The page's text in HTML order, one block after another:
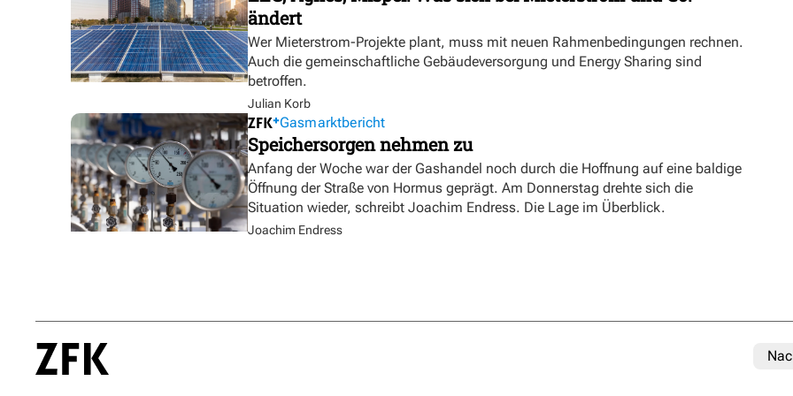
ändert
Wer Mieterstrom-Projekte plant, muss mit neuen Rahmenbedingungen rechnen.
Auch die gemeinschaftliche Gebäudeversorgung und Energy Sharing sind
betroffen.
Julian Korb
Gasmarktbericht
Speichersorgen nehmen zu
Anfang der Woche war der Gashandel noch durch die Hoffnung auf eine baldige
Öffnung der Straße von Hormus geprägt. Am Donnerstag drehte sich die
Situation wieder, schreibt Joachim Endress. Die Lage im Überblick.
Joachim Endress